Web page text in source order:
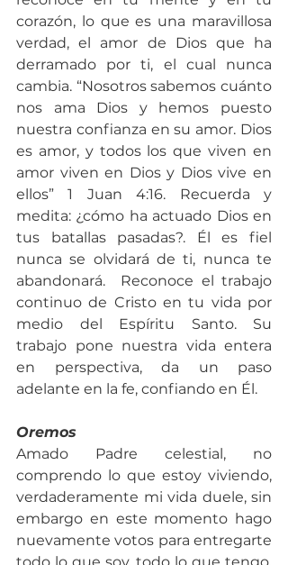
corazón, lo que es una maravillosa
verdad, el amor de Dios que ha
derramado por ti, el cual nunca
cambia. “Nosotros sabemos cuánto
nos ama Dios y hemos puesto
nuestra confianza en su amor. Dios
es amor, y todos los que viven en
amor viven en Dios y Dios vive en
ellos” 1 Juan 4:16. Recuerda y
medita: ¿cómo ha actuado Dios en
tus batallas pasadas?. Él es fiel
nunca se olvidará de ti, nunca te
abandonará.  Reconoce el trabajo
continuo de Cristo en tu vida por
medio del Espíritu Santo. Su
trabajo pone nuestra vida entera
en perspectiva, da un paso
adelante en la fe, confiando en Él.
Oremos
Amado Padre celestial, no
comprendo lo que estoy viviendo,
verdaderamente mi vida duele, sin
embargo en este momento hago
nuevamente votos para entregarte
todo lo que soy, todo lo que tengo,